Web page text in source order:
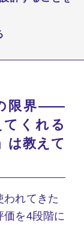
限界——
てくれる
は教えて
われてきた
価を4段階に